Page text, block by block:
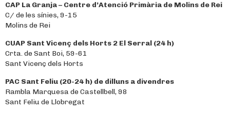
CAP La Granja – Centre d’Atenció Primària de Molins de Rei
C/ de les sínies, 9-15
Molins de Rei
CUAP Sant Vicenç dels Horts 2 El Serral (24 h)
Crta. de Sant Boi, 59-61
Sant Vicenç dels Horts
PAC Sant Feliu (20-24 h) de dilluns a divendres
Rambla Marquesa de Castellbell, 98
Sant Feliu de Llobregat